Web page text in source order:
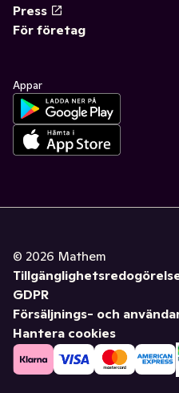
Press
För företag
Appar
© 2026 Mathem
GDPR
Försäljnings- och
Hantera cookies